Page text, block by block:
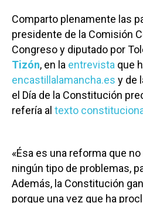
Comparto plenamente las
presidente de la Comisión
Congreso y diputado por
Tizón, en la entrevista que
encastillalamancha.es y de
el Día de la Constitución
refería al texto
«Ésa es una reforma que
ningún tipo de problemas,
Además, la Constitución
porque una vez que ha